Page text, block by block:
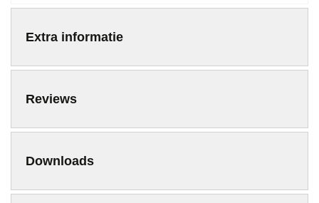
Extra informatie
Reviews
Downloads